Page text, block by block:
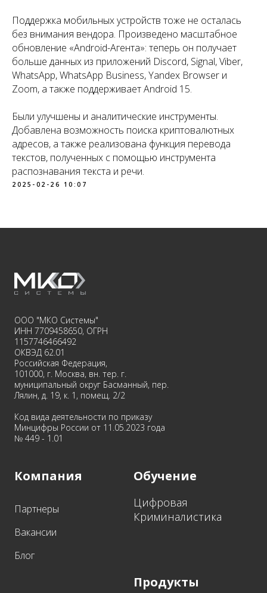
Поддержка мобильных устройств тоже не осталась
без внимания вендора. Произведено масштабное
обновление «Android-Агента»: теперь он получает
больше данных из приложений Discord, Signal, Viber,
WhatsApp, WhatsApp Business, Yandex Browser и
Zoom, а также поддерживает Android 15.
Были улучшены и аналитические инструменты.
Добавлена возможность поиска криптовалютных
адресов, а также реализована функция перевода
текстов, полученных с помощью инструмента
распознавания текста и речи.
2025-02-26 10:07
ООО "МКО Системы"
ИНН 7709458650, ОГРН
1157746466492
ОКВЭД 62.01
Российская Федерация,
101000, г. Москва, вн. тер. г.
муниципальный округ Басманный, пер.
Лялин, д. 19, к. 1, помещ. 2/2
Код вида деятельности по приказу
Минцифры России от 11.05.2023 года
№ 449 - 1.01
Компания
Партнеры
Вакансии
Блог
Обучение
Цифровая
Криминалистика
Продукты